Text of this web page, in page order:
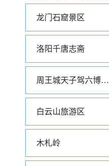
龙门石窟景区
洛阳千唐志斋
周王城天子驾六博物馆
白云山旅游区
木札岭